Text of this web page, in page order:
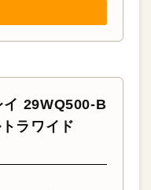
イ 29WQ500-B
ラワイド